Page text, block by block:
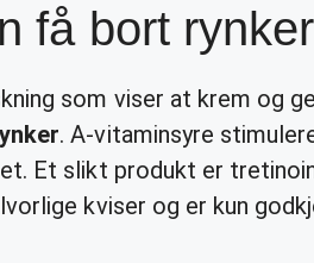
få bort
som viser at krem og
. A-vitaminsyre
Et slikt produkt er
kviser og er kun